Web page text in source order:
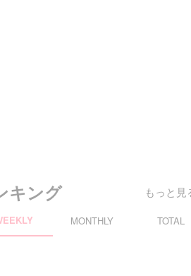
キング もっと見
MONTHLY TOTAL